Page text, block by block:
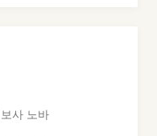
보사 노바